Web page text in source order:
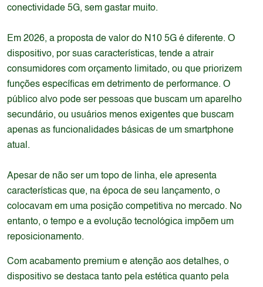
conectividade 5G, sem gastar muito.
Em 2026, a proposta de valor do N10 5G é diferente. O
dispositivo, por suas características, tende a atrair
consumidores com orçamento limitado, ou que priorizem
funções específicas em detrimento de performance. O
público alvo pode ser pessoas que buscam um aparelho
secundário, ou usuários menos exigentes que buscam
apenas as funcionalidades básicas de um smartphone
atual.
Apesar de não ser um topo de linha, ele apresenta
características que, na época de seu lançamento, o
colocavam em uma posição competitiva no mercado. No
entanto, o tempo e a evolução tecnológica impõem um
reposicionamento.
Com acabamento premium e atenção aos detalhes, o
dispositivo se destaca tanto pela estética quanto pela